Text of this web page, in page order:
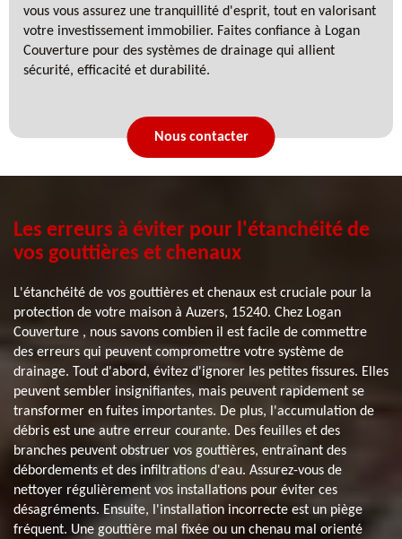
vous vous assurez une tranquillité d'esprit, tout en valorisant
votre investissement immobilier. Faites confiance à Logan
Couverture pour des systèmes de drainage qui allient
sécurité, efficacité et durabilité.
Nous contacter
Les erreurs à éviter pour l'étanchéité de
vos gouttières et chenaux
L'étanchéité de vos gouttières et chenaux est cruciale pour la
protection de votre maison à Auzers, 15240. Chez Logan
Couverture , nous savons combien il est facile de commettre
des erreurs qui peuvent compromettre votre système de
drainage. Tout d'abord, évitez d'ignorer les petites fissures. Elles
peuvent sembler insignifiantes, mais peuvent rapidement se
transformer en fuites importantes. De plus, l'accumulation de
débris est une autre erreur courante. Des feuilles et des
branches peuvent obstruer vos gouttières, entraînant des
débordements et des infiltrations d'eau. Assurez-vous de
nettoyer régulièrement vos installations pour éviter ces
désagréments. Ensuite, l'installation incorrecte est un piège
fréquent. Une gouttière mal fixée ou un chenau mal orienté